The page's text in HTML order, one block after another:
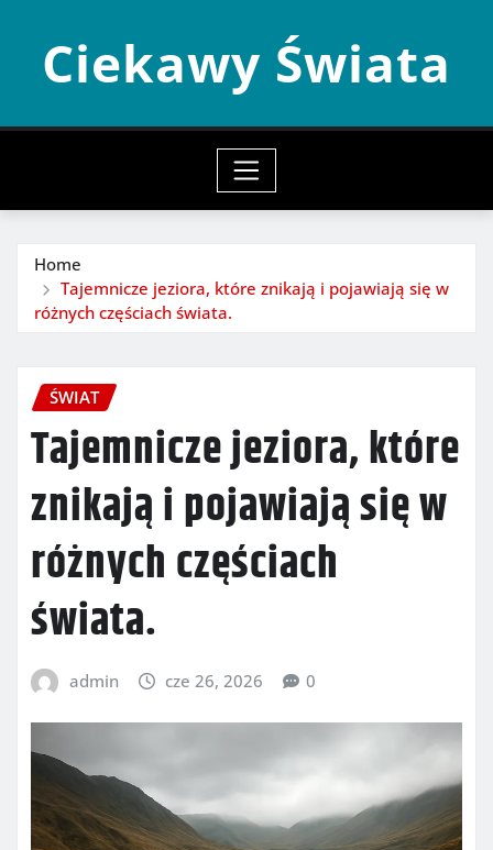
contentCiekawy Świata
Home
Tajemnicze jeziora, które znikają i pojawiają się w
różnych częściach świata.
ŚWIAT
Tajemnicze jeziora, które
znikają i pojawiają się w
różnych częściach
świata.
admin cze 26, 2026 0